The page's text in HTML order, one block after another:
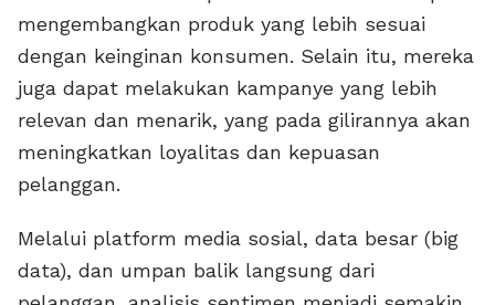
mengembangkan produk yang lebih sesuai
dengan keinginan konsumen. Selain itu, mereka
juga dapat melakukan kampanye yang lebih
relevan dan menarik, yang pada gilirannya akan
meningkatkan loyalitas dan kepuasan
pelanggan.
Melalui platform media sosial, data besar (big
data), dan umpan balik langsung dari